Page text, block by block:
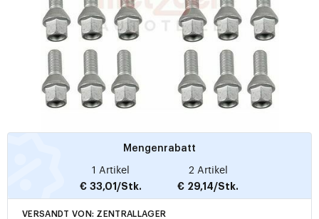
Mengenrabatt
1 Artikel
€ 33,01/Stk.
2 Artikel
€ 29,14/Stk.
VERSANDT VON: ZENTRALLAGER